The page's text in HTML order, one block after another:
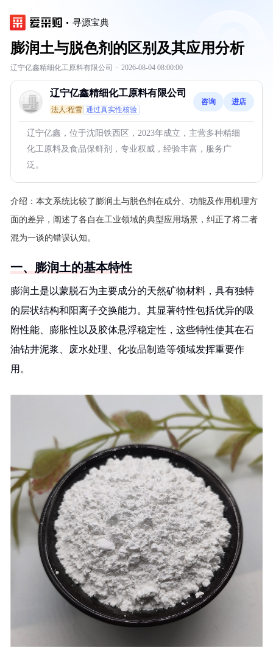
寻源宝典
膨润土与脱色剂的区别及其应用分析
辽宁亿鑫精细化工原料有限公司 · 2026-08-04 08:00:00
辽宁亿鑫精细化工原料有限公司
法人:程雪 通过真实性核验
咨询 进店
辽宁亿鑫，位于沈阳铁西区，2023年成立，主营多种精细
化工原料及食品保鲜剂，专业权威，经验丰富，服务广
泛。
介绍： 本文系统比较了膨润土与脱色剂在成分、功能及作用机理方
面的差异，阐述了各自在工业领域的典型应用场景，纠正了将二者
混为一谈的错误认知。
一、膨润土的基本特性
膨润土是以蒙脱石为主要成分的天然矿物材料，具有独特
的层状结构和阳离子交换能力。其显著特性包括优异的吸
附性能、膨胀性以及胶体悬浮稳定性，这些特性使其在石
油钻井泥浆、废水处理、化妆品制造等领域发挥重要作
用。